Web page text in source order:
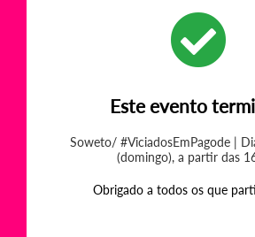
Este evento
Soweto/ #ViciadosEmPagode |
(domingo), a partir das
Obrigado a todos os que